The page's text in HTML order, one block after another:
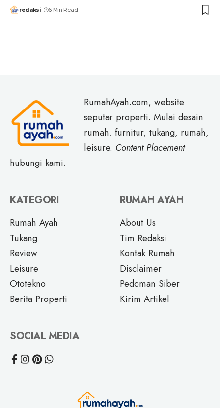
redaksi 6 Min Read
RumahAyah.com, website
seputar properti. Mulai desain
rumah, furnitur, tukang, rumah,
leisure. Content Placement
hubungi kami.
KATEGORI
Rumah Ayah
Tukang
Review
Leisure
Ototekno
Berita Properti
RUMAH AYAH
About Us
Tim Redaksi
Kontak Rumah
Disclaimer
Pedoman Siber
Kirim Artikel
SOCIAL MEDIA